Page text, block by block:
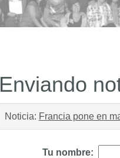
Enviando
Noticia: Francia pone en
Tu nombre: